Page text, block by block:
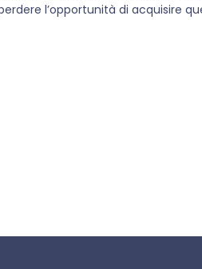
l’opportunità di acquisire